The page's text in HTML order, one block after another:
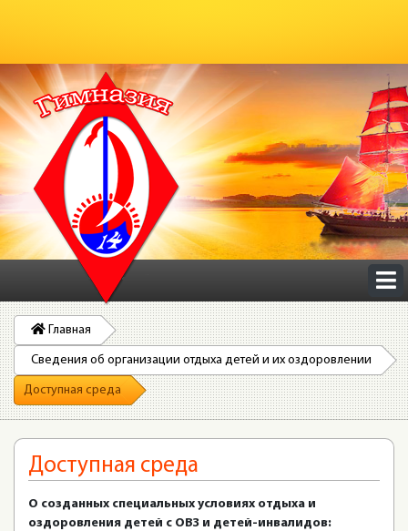
Главная
Сведения об организации отдыха детей и их оздоровлении
Доступная среда
Доступная среда
О созданных специальных условиях отдыха и
оздоровления детей с ОВЗ и детей-инвалидов: